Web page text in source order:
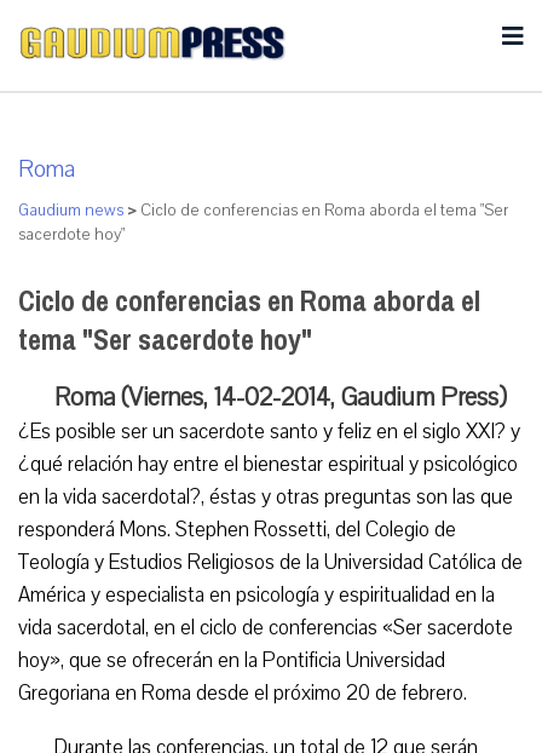
Roma
Gaudium news > Ciclo de conferencias en Roma aborda el tema "Ser
sacerdote hoy"
Ciclo de conferencias en Roma aborda el
tema "Ser sacerdote hoy"
Roma (Viernes, 14-02-2014, Gaudium Press)
¿Es posible ser un sacerdote santo y feliz en el siglo XXI? y
¿qué relación hay entre el bienestar espiritual y psicológico
en la vida sacerdotal?, éstas y otras preguntas son las que
responderá Mons. Stephen Rossetti, del Colegio de
Teología y Estudios Religiosos de la Universidad Católica de
América y especialista en psicología y espiritualidad en la
vida sacerdotal, en el ciclo de conferencias «Ser sacerdote
hoy», que se ofrecerán en la Pontificia Universidad
Gregoriana en Roma desde el próximo 20 de febrero.